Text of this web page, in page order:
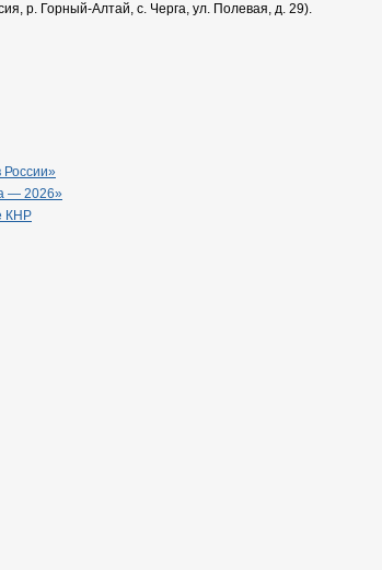
р. Горный-Алтай, с. Черга, ул. Полевая, д. 29).
России»
— 2026»
КНР